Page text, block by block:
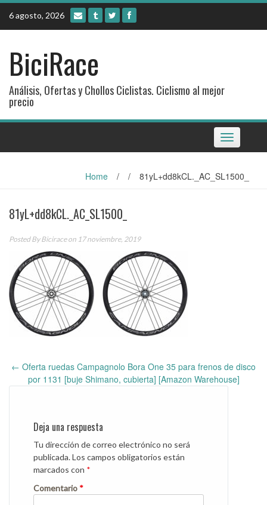
Skip
content
6 agosto, 2026
BiciRace
Análisis, Ofertas y Chollos Ciclistas. Ciclismo al mejor
precio
Toggle
navigation
Home / / 81yL+dd8kCL._AC_SL1500_
81yL+dd8kCL._AC_SL1500_
Posted ByBiciraceon 17 noviembre, 2019
Post
navigation
← Oferta ruedas Campagnolo Bora One 35 para frenos de disco
por 1131 [buje Shimano, cubierta] [Amazon Warehouse]
Deja una respuesta
Tu dirección de correo electrónico no será
publicada.Los campos obligatorios están
marcados con *
Comentario *